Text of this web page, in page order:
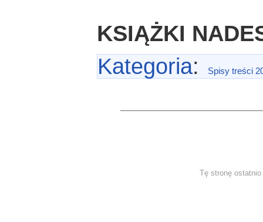
KSIĄŻKI
Kategoria: Spisy treści
Tę stronę